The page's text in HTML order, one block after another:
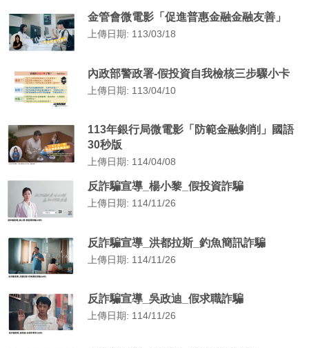
金管會微電影「促進普惠金融金融友善」
上傳日期: 113/03/18
內政部警政署-假投資自我檢核三步驟小卡
上傳日期: 113/04/10
113年銀行局微電影「防範金融剝削」國語
30秒版
上傳日期: 114/04/08
反詐騙宣導_楊小黎_假投資詐騙
上傳日期: 114/11/26
反詐騙宣導_洪都拉斯_釣魚簡訊詐騙
上傳日期: 114/11/26
反詐騙宣導_吳政迪_假求職詐騙
上傳日期: 114/11/26